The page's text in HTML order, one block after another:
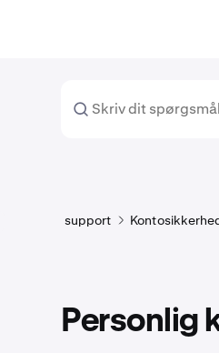
support
Personlig